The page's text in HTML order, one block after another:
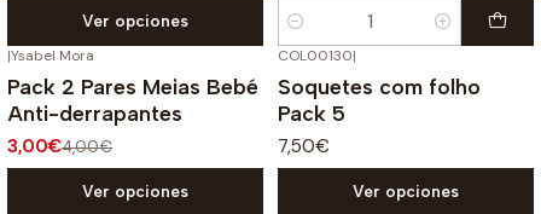
Ver opciones
Cantidad
|Ysabel Mora
Pack 2 Pares Meias Bebé
Anti-derrapantes
3,00€4,00€
Ver opciones
COL00130|
Soquetes com folho
Pack 5
7,50€
Ver opciones